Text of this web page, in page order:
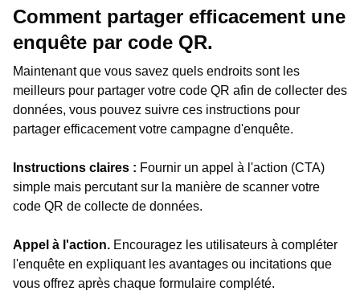
Comment partager efficacement une
enquête par code QR.
Maintenant que vous savez quels endroits sont les
meilleurs pour partager votre code QR afin de collecter des
données, vous pouvez suivre ces instructions pour
partager efficacement votre campagne d'enquête.
Instructions claires : Fournir un appel à l'action (CTA)
simple mais percutant sur la manière de scanner votre
code QR de collecte de données.
Appel à l'action. Encouragez les utilisateurs à compléter
l'enquête en expliquant les avantages ou incitations que
vous offrez après chaque formulaire complété.